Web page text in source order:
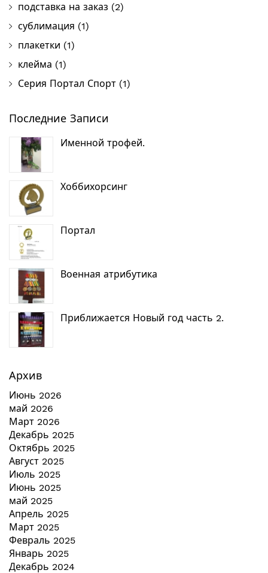
подставка на заказ (2)
сублимация (1)
плакетки (1)
клейма (1)
Серия Портал Спорт (1)
Последние Записи
Именной трофей.
Хоббихорсинг
Портал
Военная атрибутика
Приближается Новый год часть 2.
Архив
Июнь 2026
май 2026
Март 2026
Декабрь 2025
Октябрь 2025
Август 2025
Июль 2025
Июнь 2025
май 2025
Апрель 2025
Март 2025
Февраль 2025
Январь 2025
Декабрь 2024